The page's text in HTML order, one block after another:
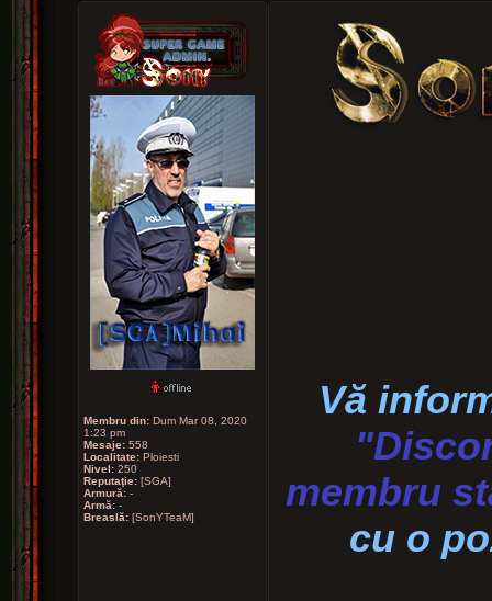
Membru din: Dum Mar 08, 2020
1:23 pm
Mesaje: 558
Localitate: Ploiesti
Nivel: 250
Reputaţie: [SGA]
Armură: -
Armă: -
Breaslă: [SonYTeaM]
Vă
membru
cu o